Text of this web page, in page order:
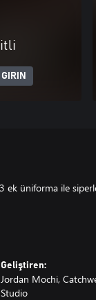
ek üniforma ile
Geliştiren:
Jordan Mochi,
Studio